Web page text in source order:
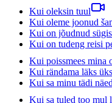
Kui oleksin tuul
Kui oleme joonud
Kui on jõudnud
Kui on tudeng reisi
Kui poissmees mina
Kui rändama läks
Kui sa minu tädi näed
Kui sa tuled too mul